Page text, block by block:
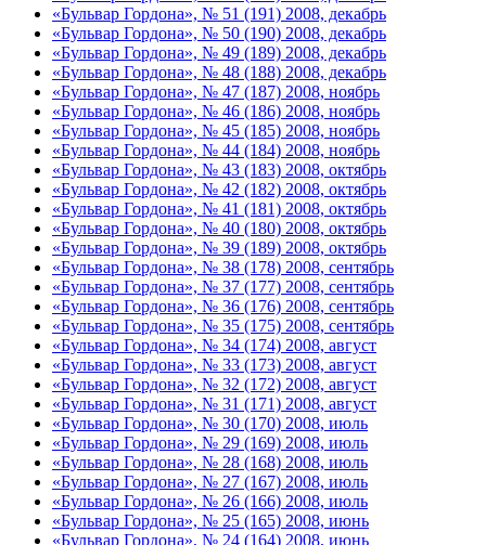
«Бульвар Гордона», № 51 (191) 2008, декабрь
«Бульвар Гордона», № 50 (190) 2008, декабрь
«Бульвар Гордона», № 49 (189) 2008, декабрь
«Бульвар Гордона», № 48 (188) 2008, декабрь
«Бульвар Гордона», № 47 (187) 2008, ноябрь
«Бульвар Гордона», № 46 (186) 2008, ноябрь
«Бульвар Гордона», № 45 (185) 2008, ноябрь
«Бульвар Гордона», № 44 (184) 2008, ноябрь
«Бульвар Гордона», № 43 (183) 2008, октябрь
«Бульвар Гордона», № 42 (182) 2008, октябрь
«Бульвар Гордона», № 41 (181) 2008, октябрь
«Бульвар Гордона», № 40 (180) 2008, октябрь
«Бульвар Гордона», № 39 (189) 2008, октябрь
«Бульвар Гордона», № 38 (178) 2008, сентябрь
«Бульвар Гордона», № 37 (177) 2008, сентябрь
«Бульвар Гордона», № 36 (176) 2008, сентябрь
«Бульвар Гордона», № 35 (175) 2008, сентябрь
«Бульвар Гордона», № 34 (174) 2008, август
«Бульвар Гордона», № 33 (173) 2008, август
«Бульвар Гордона», № 32 (172) 2008, август
«Бульвар Гордона», № 31 (171) 2008, август
«Бульвар Гордона», № 30 (170) 2008, июль
«Бульвар Гордона», № 29 (169) 2008, июль
«Бульвар Гордона», № 28 (168) 2008, июль
«Бульвар Гордона», № 27 (167) 2008, июль
«Бульвар Гордона», № 26 (166) 2008, июль
«Бульвар Гордона», № 25 (165) 2008, июнь
«Бульвар Гордона», № 24 (164) 2008, июнь